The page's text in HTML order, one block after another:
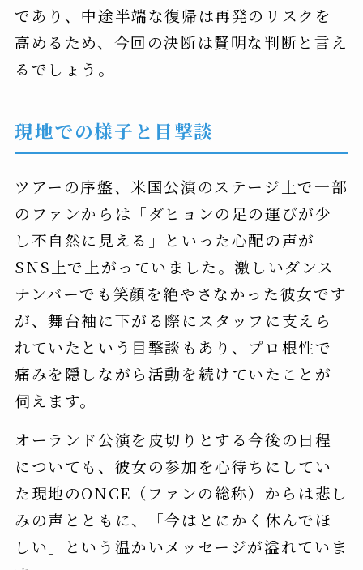
であり、中途半端な復帰は再発のリスクを
高めるため、今回の決断は賢明な判断と言え
るでしょう。
現地での様子と目撃談
ツアーの序盤、米国公演のステージ上で一部
のファンからは「ダヒョンの足の運びが少
し不自然に見える」といった心配の声が
SNS上で上がっていました。激しいダンス
ナンバーでも笑顔を絶やさなかった彼女です
が、舞台袖に下がる際にスタッフに支えら
れていたという目撃談もあり、プロ根性で
痛みを隠しながら活動を続けていたことが
伺えます。
オーランド公演を皮切りとする今後の日程
についても、彼女の参加を心待ちにしてい
た現地のONCE（ファンの総称）からは悲し
みの声とともに、「今はとにかく休んでほ
しい」という温かいメッセージが溢れていま